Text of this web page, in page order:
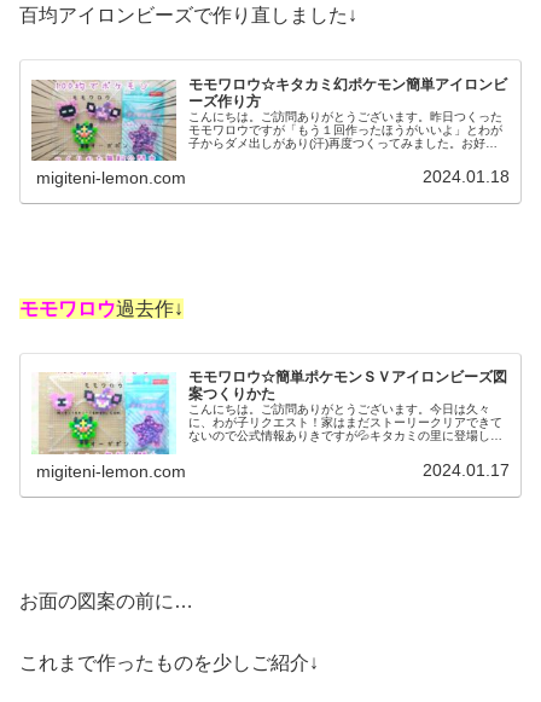
百均アイロンビーズで作り直しました↓
モモワロウ☆キタカミ幻ポケモン簡単アイロンビ
ーズ作り方
こんにちは。ご訪問ありがとうございます。昨日つくった
モモワロウですが「もう１回作ったほうがいいよ」とわが
子からダメ出しがあり(汗)再度つくってみました。お好み
migiteni-lemon.com 2024.01.18
モモワロウ過去作↓
モモワロウ☆簡単ポケモンＳＶアイロンビーズ図
案つくりかた
こんにちは。ご訪問ありがとうございます。今日は久々
に、わが子リクエスト！家はまだストーリークリアできて
ないので公式情報ありきですが💦キタカミの里に登場した
migiteni-lemon.com 2024.01.17
お面の図案の前に…
これまで作ったものを少しご紹介↓